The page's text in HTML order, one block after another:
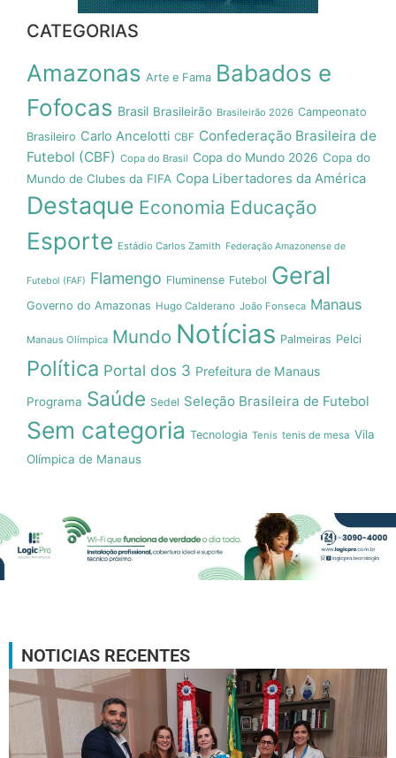
CATEGORIAS
Amazonas Arte e Fama Babados e
Fofocas Brasil Brasileirão Brasileirão 2026 Campeonato
Brasileiro Carlo Ancelotti CBF Confederação Brasileira de
Futebol (CBF) Copa do Brasil Copa do Mundo 2026 Copa do
Mundo de Clubes da FIFA Copa Libertadores da América
Destaque Economia Educação
Esporte Estádio Carlos Zamith Federação Amazonense de
Futebol (FAF) Flamengo Fluminense Futebol Geral
Governo do Amazonas Hugo Calderano João Fonseca Manaus
Manaus Olímpica Mundo Notícias Palmeiras Pelci
Política Portal dos 3 Prefeitura de Manaus
Programa Saúde Sedel Seleção Brasileira de Futebol
Sem categoria Tecnologia Tenis tenis de mesa Vila
Olímpica de Manaus
NOTICIAS RECENTES